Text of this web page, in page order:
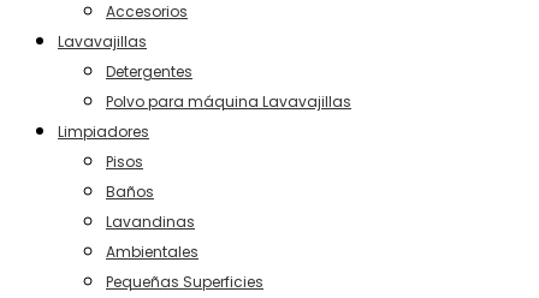
Accesorios
Lavavajillas
Detergentes
Polvo para máquina Lavavajillas
Limpiadores
Pisos
Baños
Lavandinas
Ambientales
Pequeñas Superficies